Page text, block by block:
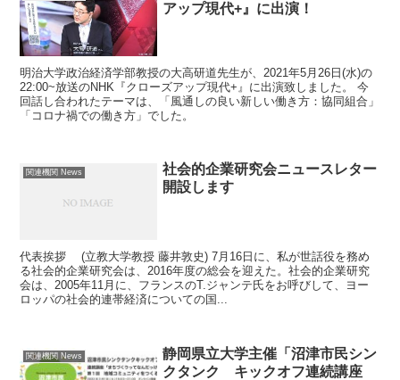
アップ現代+』に出演！
明治大学政治経済学部教授の大高研道先生が、2021年5月26日(水)の
22:00~放送のNHK『クローズアップ現代+』に出演致しました。 今
回話し合われたテーマは、「風通しの良い新しい働き方：協同組合」
「コロナ禍での働き方」でした。
関連機関 News
社会的企業研究会ニュースレター
開設します
代表挨拶 (立教大学教授 藤井敦史) 7月16日に、私が世話役を務め
る社会的企業研究会は、2016年度の総会を迎えた。社会的企業研究
会は、2005年11月に、フランスのT.ジャンテ氏をお呼びして、ヨー
ロッパの社会的連帯経済についての国...
関連機関 News
静岡県立大学主催「沼津市民シン
クタンク キックオフ連続講座